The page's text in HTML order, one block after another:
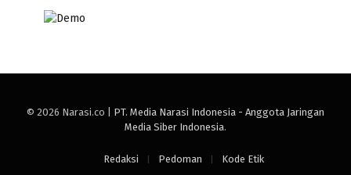
© 2026 Narasi.co | PT. Media Narasi Indonesia - Anggota Jaringan
Media Siber Indonesia.
Redaksi Pedoman Kode Etik